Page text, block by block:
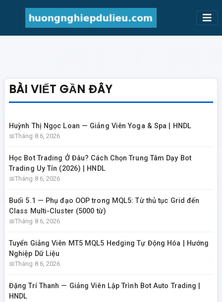
BÀI VIẾT GẦN ĐÂY
Huỳnh Thị Ngọc Loan — Giảng Viên Yoga & Spa | HNDL
Tháng 8 6, 2026
Học Bot Trading Ở Đâu? Cách Chọn Trung Tâm Dạy Bot
Trading Uy Tín (2026) | HNDL
Tháng 8 6, 2026
Buổi 5.1 — Phụ đạo OOP trong MQL5: Từ thủ tục Grid đến
Class Multi-Cluster (5000 từ)
Tháng 8 6, 2026
Tuyển Giảng Viên MT5 MQL5 Hedging Tự Động Hóa | Hướng
Nghiệp Dữ Liệu
Tháng 8 6, 2026
Đặng Trí Thanh — Giảng Viên Lập Trình Bot Auto Trading |
HNDL